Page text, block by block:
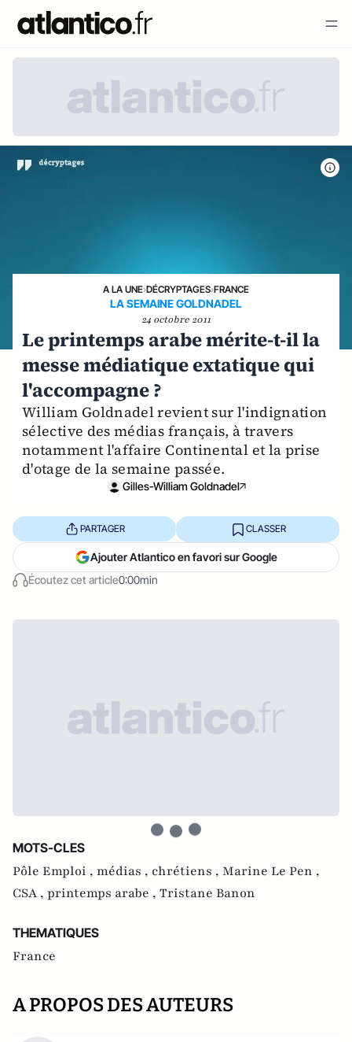
A LA UNE›DÉCRYPTAGES›FRANCE
LA SEMAINE GOLDNADEL
24 octobre 2011
Le printemps arabe mérite-t-il la
messe médiatique extatique qui
l'accompagne ?
William Goldnadel revient sur l'indignation
sélective des médias français, à travers
notamment l'affaire Continental et la prise
d'otage de la semaine passée.
Gilles-William Goldnadel
Écoutez cet article0:00min
PARTAGER CLASSER
Ajouter Atlantico en favori sur Google
MOTS-CLES
Pôle Emploi , médias , chrétiens , Marine Le Pen ,
CSA , printemps arabe , Tristane Banon
THEMATIQUES
France
A PROPOS DES AUTEURS